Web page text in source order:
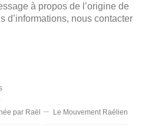
à propos de l’origine de
d’informations, nous contacter
par Raël Le Mouvement Raélien